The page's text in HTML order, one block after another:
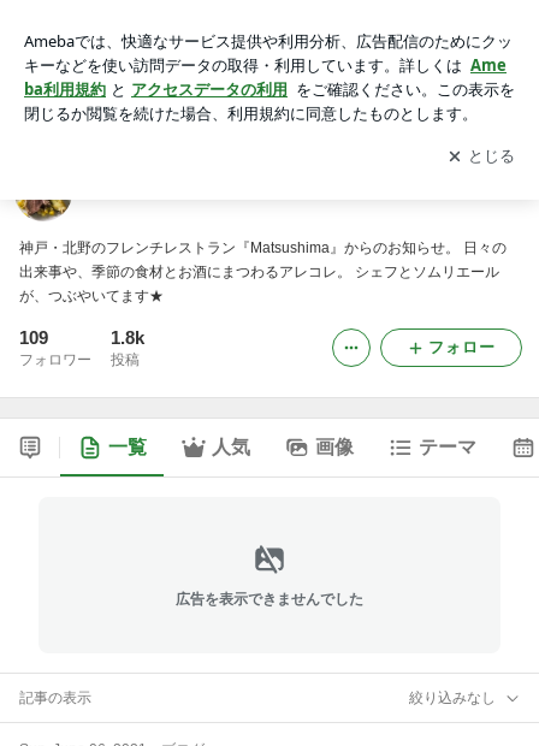
アプリをダウンロードして ブログの更新通知
を受け取りまし
ょう。
開く
神戸・北野のフレンチレストラン『Matsushima』からのお知らせ。 日々の
出来事や、季節の食材とお酒にまつわるアレコレ。 シェフとソムリエール
が、つぶやいてます★
109
フォロワー
1.8k
投稿
フォロー
一覧 人気 画像 テーマ
広告を表示できませんでした
記事の表示 絞り込みなし